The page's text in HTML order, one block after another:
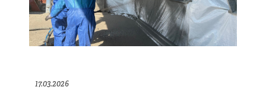
17.03.2026